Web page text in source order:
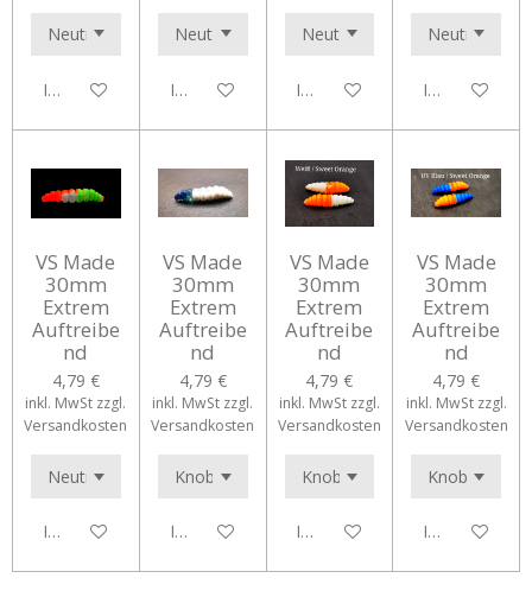
In den WarenkorbIn den WarenkorbIn den WarenkorbIn den
VS Made
30mm
Extrem
Auftreibe
nd
4,79 €
inkl. MwSt zzgl.
Versandkosten
In den Warenkorb
VS Made
30mm
Extrem
Auftreibe
nd
4,79 €
inkl. MwSt zzgl.
Versandkosten
In den Warenkorb
VS Made
30mm
Extrem
Auftreibe
nd
4,79 €
inkl. MwSt zzgl.
Versandkosten
In den Warenkorb
VS Made
30mm
Extrem
Auftreibe
nd
4,79 €
inkl. MwSt zzgl.
Versandkosten
In den